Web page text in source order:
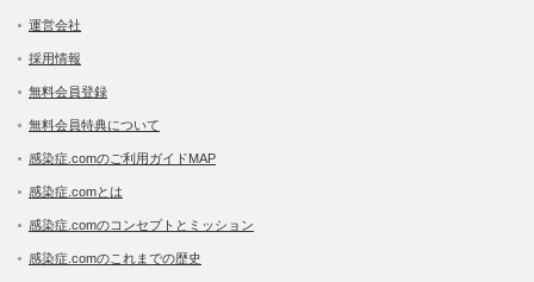
運営会社
採用情報
無料会員登録
無料会員特典について
感染症.comのご利用ガイドMAP
感染症.comとは
感染症.comのコンセプトとミッション
感染症.comのこれまでの歴史